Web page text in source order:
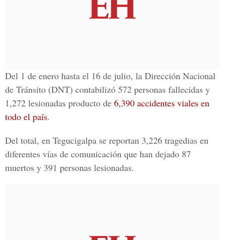
Del 1 de enero hasta el 16 de julio, la Dirección Nacional
de Tránsito (DNT) contabilizó 572 personas fallecidas y
1,272 lesionadas producto de 6,390 accidentes viales en
todo el país.
Del total, en Tegucigalpa se reportan 3,226 tragedias en
diferentes vías de comunicación que han dejado 87
muertos y 391 personas lesionadas.